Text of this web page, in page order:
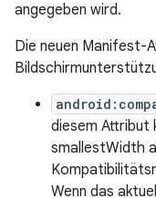
angegeben wird.
Die neuen Manifest-
diesem Attribut
smallestWidth
Wenn das